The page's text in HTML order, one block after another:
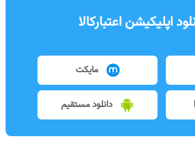
اپلیکیشن اعتبارکالا
مایکت
دانلود مستقیم